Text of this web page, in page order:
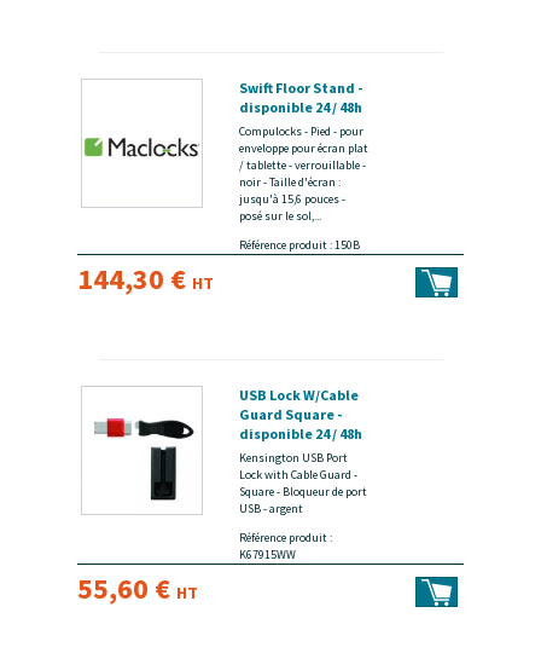
Swift Floor Stand -
disponible 24 / 48h
Compulocks - Pied - pour
enveloppe pour écran plat
/ tablette - verrouillable -
noir - Taille d'écran :
jusqu'à 15,6 pouces -
posé sur le sol,...
Référence produit : 150B
144,30 € HT
USB Lock W/Cable
Guard Square -
disponible 24 / 48h
Kensington USB Port
Lock with Cable Guard -
Square - Bloqueur de port
USB - argent
Référence produit :
K67915WW
55,60 € HT